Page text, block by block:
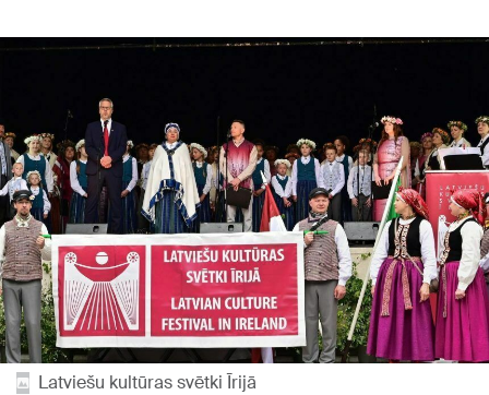
Latviešu kultūras svētki Īrijā